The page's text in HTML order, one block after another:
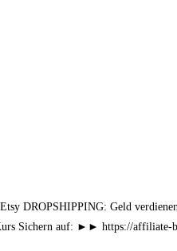
DROPSHIPPING: Geld
Sichern auf: ►► https://affiliate-